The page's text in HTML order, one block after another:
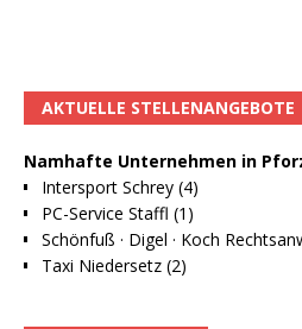
AKTUELLE STELLENANGEBOTE
Namhafte Unternehmen in
Intersport Schrey (4)
PC-Service Staffl (1)
Schönfuß · Digel · Koch
Taxi Niedersetz (2)